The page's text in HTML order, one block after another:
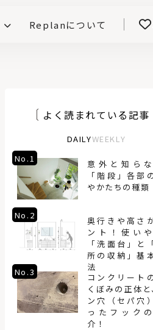
Replanについて
よく読まれている記事
DAILYWEEKLY
No.1
意外と知ら
「階段」各部
やかたちの種類
No.2
奥行きや高さ
ント！使い
「洗面台」と
所の収納」基
法
No.3
コンクリート
くぼみの正体と
ン穴（セパ穴
ったフック
介！